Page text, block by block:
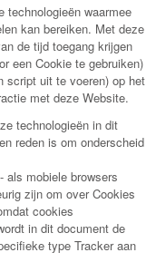
technologieën waarmee
kan bereiken. Met deze
de tijd toegang krijgen
een Cookie te gebruiken)
script uit te voeren) op het
met deze Website.
technologieën in dit
reden is om onderscheid
als mobiele browsers
zijn om over Cookies
cookies
in dit document de
type Tracker aan